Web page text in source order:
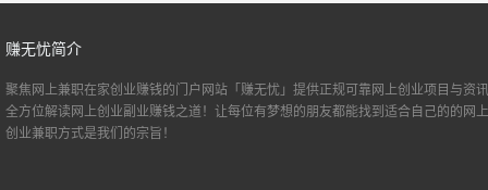
赚无忧简介
聚焦网上兼职在家创业赚钱的门户网站「赚无忧」提供正规可靠网上创业项目与资
全方位解读网上创业副业赚钱之道！让每位有梦想的朋友都能找到适合自己的的 网上
创业兼职方式是我们的宗旨！